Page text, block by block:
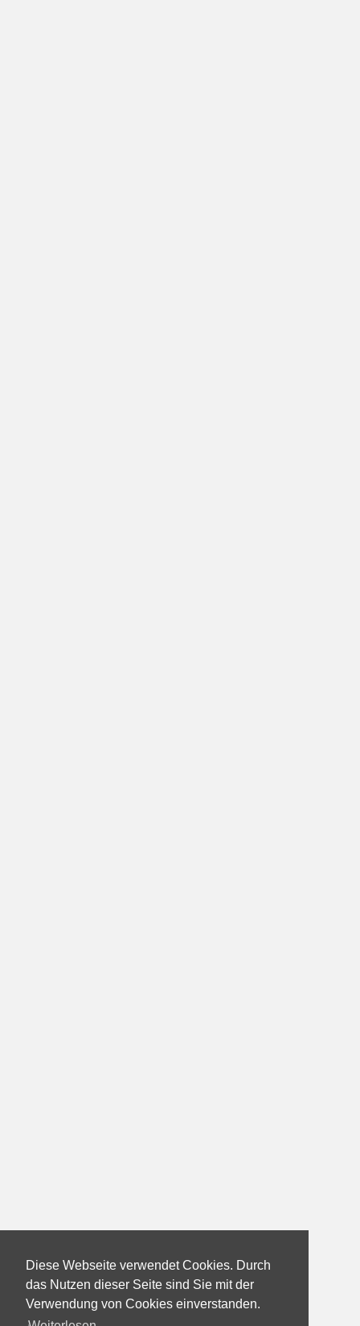
Diese Webseite verwendet Cookies. Durch
das Nutzen dieser Seite sind Sie mit der
Verwendung von Cookies einverstanden.